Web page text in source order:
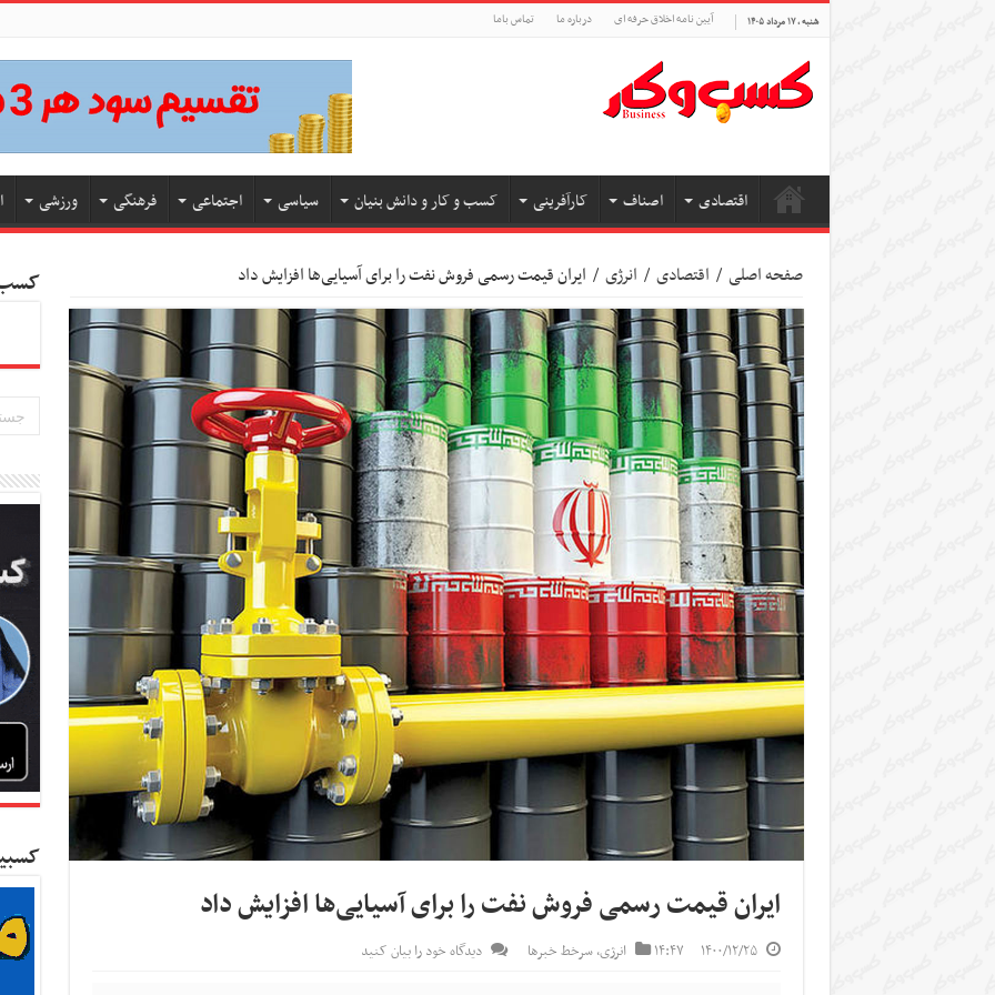
شنبه , ۱۷ مرداد ۱۴۰۵ آیین نامه اخلاق حرفه ای درباره ما تماس باما
اقتصادی اصناف کارآفرینی کسب و کار و دانش بنیان سیاسی اجتماعی فرهنگی ورزشی
صفحه اصلی / اقتصادی / انرژی / ایران قیمت رسمی فروش نفت را برای آسیایی‌ها افزایش داد
ایران قیمت رسمی فروش نفت را برای آسیایی‌ها افزایش داد
۱۴۰۰/۱۲/۲۵ ۱۴:۴۷ انرژی,سرخط خبرها دیدگاه خود را بیان کنید
کسب